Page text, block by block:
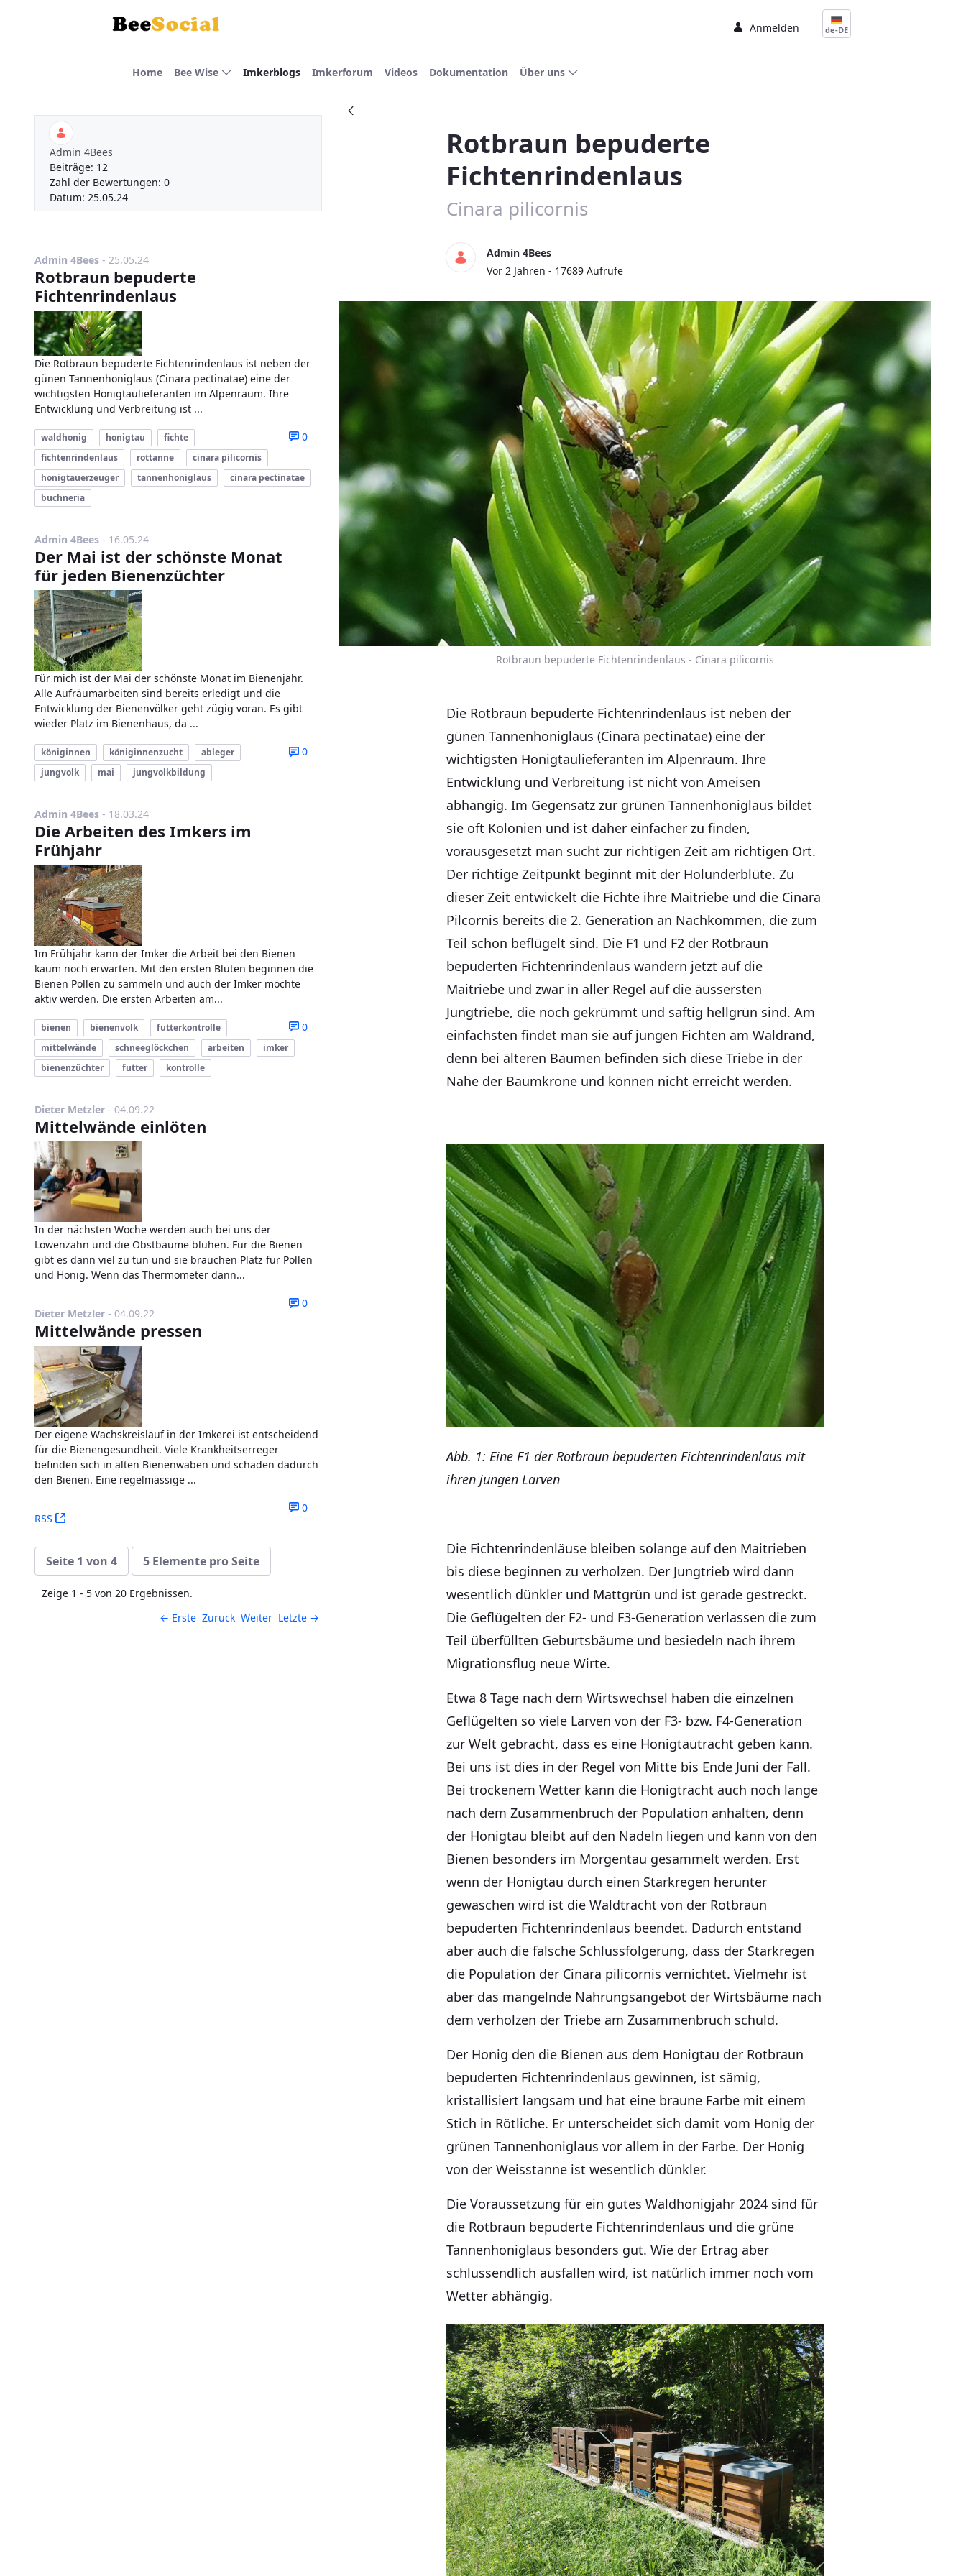
Anmelden
de-DE
Home Bee Wise Imkerblogs Imkerforum Videos Dokumentation Über uns
Admin 4Bees
Beiträge: 12
Zahl der Bewertungen: 0
Datum: 25.05.24
Admin 4Bees - Publikationsdatum
25.05.24
Rotbraun bepuderte
Fichtenrindenlaus
Die Rotbraun bepuderte Fichtenrindenlaus ist neben der
günen Tannenhoniglaus (Cinara pectinatae) eine der
wichtigsten Honigtaulieferanten im Alpenraum. Ihre
Entwicklung und Verbreitung ist ...
0
waldhonig honigtau
fichte
fichtenrindenlaus
rottanne
cinara pilicornis
honigtauerzeuger
tannenhoniglaus
cinara pectinatae
buchneria
Admin 4Bees - Publikationsdatum
16.05.24
Der Mai ist der schönste Monat
für jeden Bienenzüchter
Für mich ist der Mai der schönste Monat im Bienenjahr.
Alle Aufräumarbeiten sind bereits erledigt und die
Entwicklung der Bienenvölker geht zügig voran. Es gibt
wieder Platz im Bienenhaus, da ...
0
königinnen königinnenzucht
ableger
jungvolk
mai jungvolkbildung
Admin 4Bees - Publikationsdatum
18.03.24
Die Arbeiten des Imkers im
Frühjahr
Im Frühjahr kann der Imker die Arbeit bei den Bienen
kaum noch erwarten. Mit den ersten Blüten beginnen die
Bienen Pollen zu sammeln und auch der Imker möchte
aktiv werden. Die ersten Arbeiten am...
0
bienen bienenvolk
futterkontrolle
mittelwände
schneeglöckchen arbeiten
imker
bienenzüchter
futter kontrolle
Dieter Metzler - Publikationsdatum
04.09.22
Mittelwände einlöten
In der nächsten Woche werden auch bei uns der
Löwenzahn und die Obstbäume blühen. Für die Bienen
gibt es dann viel zu tun und sie brauchen Platz für Pollen
und Honig. Wenn das Thermometer dann...
0
Dieter Metzler - Publikationsdatum
04.09.22
Mittelwände pressen
Der eigene Wachskreislauf in der Imkerei ist entscheidend
für die Bienengesundheit. Viele Krankheitserreger
befinden sich in alten Bienenwaben und schaden dadurch
den Bienen. Eine regelmässige ...
0
RSS (Öffnet neues Fenster)
Seite 1 von 4 5 Elemente pro Seite
Zeige 1 - 5 von 20 Ergebnissen.
← Erste Zurück Weiter Letzte →
Rotbraun bepuderte
Fichtenrindenlaus
Cinara pilicornis
Admin 4Bees
Publikationsdatum
Vor 2 Jahren - 17689 Aufrufe
Rotbraun bepuderte Fichtenrindenlaus - Cinara pilicornis
Die Rotbraun bepuderte Fichtenrindenlaus ist neben der
günen Tannenhoniglaus (Cinara pectinatae) eine der
wichtigsten Honigtaulieferanten im Alpenraum. Ihre
Entwicklung und Verbreitung ist nicht von Ameisen
abhängig. Im Gegensatz zur grünen Tannenhoniglaus bildet
sie oft Kolonien und ist daher einfacher zu finden,
vorausgesetzt man sucht zur richtigen Zeit am richtigen Ort.
Der richtige Zeitpunkt beginnt mit der Holunderblüte. Zu
dieser Zeit entwickelt die Fichte ihre Maitriebe und die Cinara
Pilcornis bereits die 2. Generation an Nachkommen, die zum
Teil schon beflügelt sind. Die F1 und F2 der Rotbraun
bepuderten Fichtenrindenlaus wandern jetzt auf die
Maitriebe und zwar in aller Regel auf die äussersten
Jungtriebe, die noch gekrümmt und saftig hellgrün sind. Am
einfachsten findet man sie auf jungen Fichten am Waldrand,
denn bei älteren Bäumen befinden sich diese Triebe in der
Nähe der Baumkrone und können nicht erreicht werden.
Abb. 1: Eine F1 der Rotbraun bepuderten Fichtenrindenlaus mit
ihren jungen Larven
Die Fichtenrindenläuse bleiben solange auf den Maitrieben
bis diese beginnen zu verholzen. Der Jungtrieb wird dann
wesentlich dünkler und Mattgrün und ist gerade gestreckt.
Die Geflügelten der F2- und F3-Generation verlassen die zum
Teil überfüllten Geburtsbäume und besiedeln nach ihrem
Migrationsflug neue Wirte.
Etwa 8 Tage nach dem Wirtswechsel haben die einzelnen
Geflügelten so viele Larven von der F3- bzw. F4-Generation
zur Welt gebracht, dass es eine Honigtautracht geben kann.
Bei uns ist dies in der Regel von Mitte bis Ende Juni der Fall.
Bei trockenem Wetter kann die Honigtracht auch noch lange
nach dem Zusammenbruch der Population anhalten, denn
der Honigtau bleibt auf den Nadeln liegen und kann von den
Bienen besonders im Morgentau gesammelt werden. Erst
wenn der Honigtau durch einen Starkregen herunter
gewaschen wird ist die Waldtracht von der Rotbraun
bepuderten Fichtenrindenlaus beendet. Dadurch entstand
aber auch die falsche Schlussfolgerung, dass der Starkregen
die Population der Cinara pilicornis vernichtet. Vielmehr ist
aber das mangelnde Nahrungsangebot der Wirtsbäume nach
dem verholzen der Triebe am Zusammenbruch schuld.
Der Honig den die Bienen aus dem Honigtau der Rotbraun
bepuderten Fichtenrindenlaus gewinnen, ist sämig,
kristallisiert langsam und hat eine braune Farbe mit einem
Stich in Rötliche. Er unterscheidet sich damit vom Honig der
grünen Tannenhoniglaus vor allem in der Farbe. Der Honig
von der Weisstanne ist wesentlich dünkler.
Die Voraussetzung für ein gutes Waldhonigjahr 2024 sind für
die Rotbraun bepuderte Fichtenrindenlaus und die grüne
Tannenhoniglaus besonders gut. Wie der Ertrag aber
schlussendlich ausfallen wird, ist natürlich immer noch vom
Wetter abhängig.